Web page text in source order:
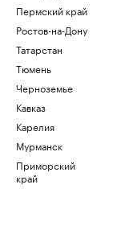
Пермский край
Ростов-на-Дону
Татарстан
Тюмень
Черноземье
Кавказ
Карелия
Мурманск
Приморский
край